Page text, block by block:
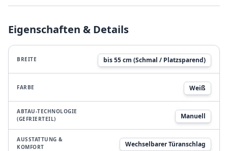
Eigenschaften & Details
BREITE bis 55 cm (Schmal / Platzsparend)
FARBE Weiß
ABTAU-TECHNOLOGIE
(GEFRIERTEIL)
Manuell
AUSSTATTUNG &
KOMFORT
Wechselbarer Türanschlag